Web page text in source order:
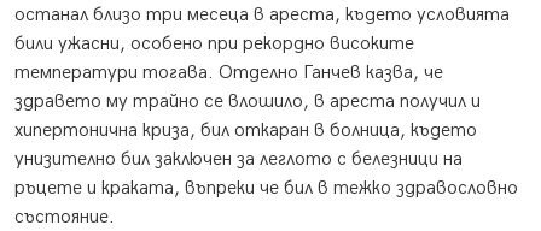
останал близо три месеца в ареста, където условията
били ужасни, особено при рекордно високите
температури тогава. Отделно Ганчев казва, че
здравето му трайно се влошило, в ареста получил и
хипертонична криза, бил откаран в болница, където
унизително бил заключен за леглото с белезници на
ръцете и краката, въпреки че бил в тежко здравословно
състояние.